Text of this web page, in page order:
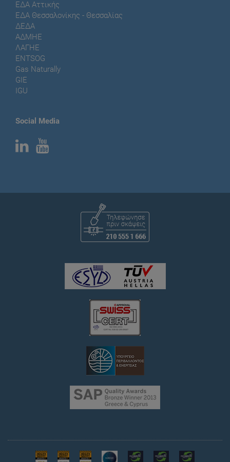
ΕΔΑ Αττικής
ΕΔΑ Θεσσαλονίκης - Θεσσαλίας
ΔΕΔΑ
ΑΔΜΗΕ
ΛΑΓΗΕ
ENTSOG
Gas Naturally
GIE
IGU
Social Media